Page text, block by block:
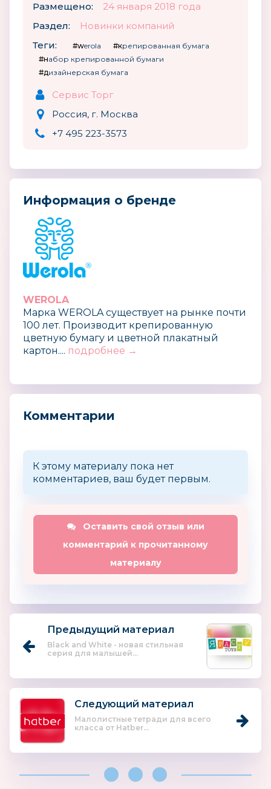
Размещено:
24 января 2018 года
Раздел:
Новинки компаний
Теги:
#werola
#крепированная бумага
#набор крепированной бумаги
#дизайнерская бумага
Сервис Торг
Россия, г. Москва
+7 495 223-3573
Информация о бренде
WEROLA
Марка WEROLA существует на рынке почти
100 лет. Производит крепированную
цветную бумагу и цветной плакатный
картон.... подробнее →
Комментарии
К этому материалу пока нет
комментариев, ваш будет первым.
Оставить свой отзыв или
комментарий к прочитанному
материалу
Предыдущий материал
Black and White - новая стильная
серия для малышей...
Следующий материал
Малолистные тетради для всего
класса от Hatber...